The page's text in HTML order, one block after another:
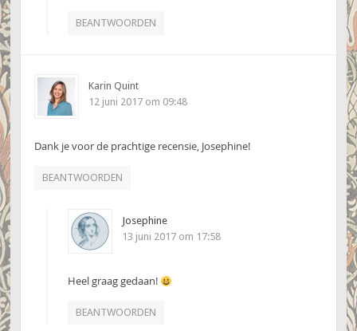
BEANTWOORDEN
Karin Quint
12 juni 2017 om 09:48
Dank je voor de prachtige recensie, Josephine!
BEANTWOORDEN
Josephine
13 juni 2017 om 17:58
Heel graag gedaan!
BEANTWOORDEN